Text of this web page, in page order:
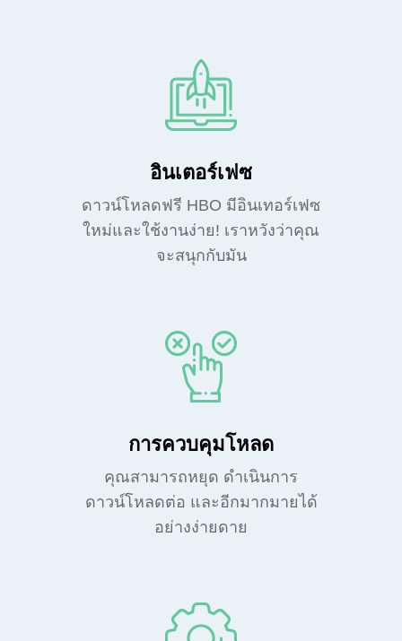
อินเตอร์เฟซ
ดาวน์โหลดฟรี HBO มีอินเทอร์เฟซ
ใหม่และใช้งานง่าย! เราหวังว่าคุณ
จะสนุกกับมัน
การควบคุมโหลด
คุณสามารถหยุด ดำเนินการ
ดาวน์โหลดต่อ และอีกมากมายได้
อย่างง่ายดาย